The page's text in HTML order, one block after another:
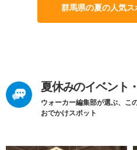
群馬県の夏の人気
夏休みのイベント
ウォーカー編集部が選ぶ、こ
おでかけスポット